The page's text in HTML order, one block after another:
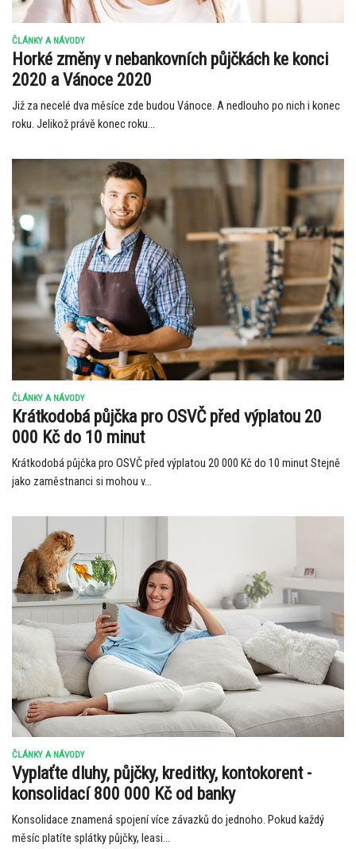
ČLÁNKY A NÁVODY
Horké změny v nebankovních půjčkách ke konci
2020 a Vánoce 2020
Již za necelé dva měsíce zde budou Vánoce. A nedlouho po nich i konec
roku. Jelikož právě konec roku...
ČLÁNKY A NÁVODY
Krátkodobá půjčka pro OSVČ před výplatou 20
000 Kč do 10 minut
Krátkodobá půjčka pro OSVČ před výplatou 20 000 Kč do 10 minut Stejně
jako zaměstnanci si mohou v...
ČLÁNKY A NÁVODY
Vyplaťte dluhy, půjčky, kreditky, kontokorent -
konsolidací 800 000 Kč od banky
Konsolidace znamená spojení více závazků do jednoho. Pokud každý
měsíc platíte splátky půjčky, leasi...